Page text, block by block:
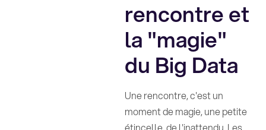
rencontre et
la "magie"
du Big Data
Une rencontre, c'est un
moment de magie, une petite